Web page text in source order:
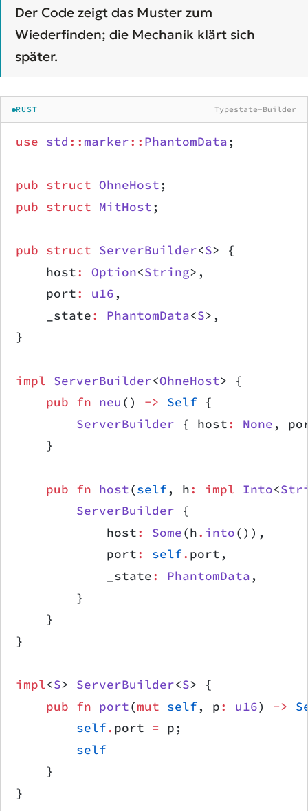
Der Code zeigt das Muster zum
Wiederfinden; die Mechanik klärt sich
später.
RUST Typestate-Builder
use std :: marker:: PhantomData;
pub struct OhneHost;
pub struct MitHost;
pub struct ServerBuilder<S> {
    host
: Option<String>,
    port
: u16,
    _state
: PhantomData<S>,
}
impl ServerBuilder<OhneHost> {
    pub
fn neu () -> Self {
        ServerBuilder
{ host: None,
    }
    pub
fn host(self, h: impl Into<
        ServerBuilder
{
            host
: Some(h. into()),
            port
: self. port,
            _state
: PhantomData,
        }
    }
}
impl<S> ServerBuilder<S> {
    pub
fn port(mut self, p: u16) ->
        self
. port = p;
        self
    }
}